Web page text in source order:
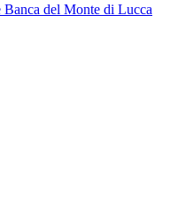
del Monte di Lucca